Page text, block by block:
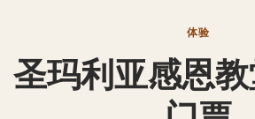
体验
圣玛利亚感恩